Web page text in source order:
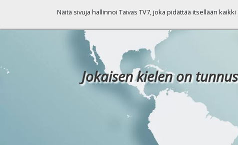
Näitä sivuja hallinnoi Taivas TV7, joka pidättää itsellään
Jokaisen kielen on